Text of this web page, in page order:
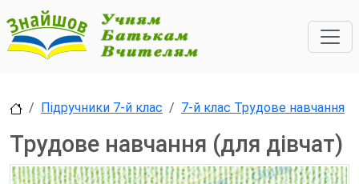
Підручники 7-й клас 7-й клас Трудове навчання
Трудове навчання (для дівчат)